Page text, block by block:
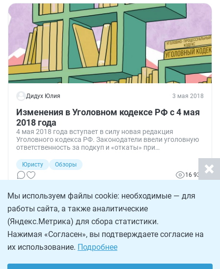
Дидух Юлия 3 мая 2018
Изменения в Уголовном кодексе РФ с 4 мая
2018 года
4 мая 2018 года вступает в силу новая редакция
Уголовного кодекса РФ. Законодатели ввели уголовную
ответственность за подкуп и «откаты» при
порядок замены принудительных работ лишением
свободы, в случае нарушения осужденным порядка их
исполнения, а также усилили ответственность за кражу
Юристу
Обзоры
16 932
Мы используем файлы cookie: необходимые — для
работы сайта, а также аналитические
(Яндекс.Метрика) для сбора статистики.
Нажимая «Согласен», вы подтверждаете согласие на
их использование. Подробнее